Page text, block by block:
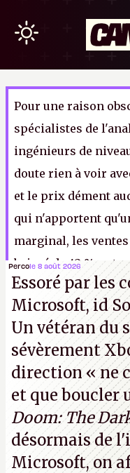
Pour une raison
spécialistes de
ingénieurs de
doute rien à voir
et le prix dément
qui n'apportent
marginal, les ventes
baissé de 42 %
Percole 8 août 2026
Essoré par les
Microsoft, id
Un vétéran du
sévèrement
direction« ne
et que boucler
Doom: The
désormais de
Microsoft, on